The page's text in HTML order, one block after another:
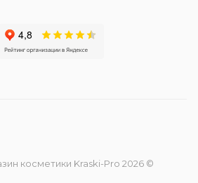
косметики Kraski-Pro 2026 ©